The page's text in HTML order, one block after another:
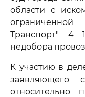
области с
Транспорт" 4
недобора
К участию в
заявляющего
относительно